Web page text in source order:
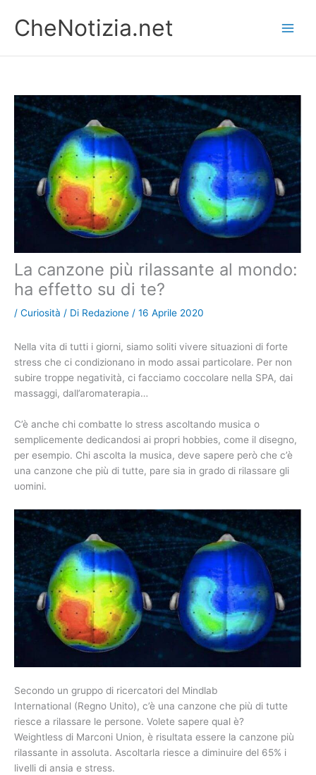
contenuto
CheNotizia.net
La canzone più rilassante al mondo:
ha effetto su di te?
/ Curiosità / Di Redazione / 16 Aprile 2020
Nella vita di tutti i giorni, siamo soliti vivere situazioni di forte
stress che ci condizionano in modo assai particolare. Per non
subire troppe negatività, ci facciamo coccolare nella SPA, dai
massaggi, dall’aromaterapia…
C’è anche chi combatte lo stress ascoltando musica o
semplicemente dedicandosi ai propri hobbies, come il disegno,
per esempio. Chi ascolta la musica, deve sapere però che c’è
una canzone che più di tutte, pare sia in grado di rilassare gli
uomini.
Secondo un gruppo di ricercatori del Mindlab
International (Regno Unito), c’è una canzone che più di tutte
riesce a rilassare le persone. Volete sapere qual è?
Weightless di Marconi Union, è risultata essere la canzone più
rilassante in assoluta. Ascoltarla riesce a diminuire del 65% i
livelli di ansia e stress.